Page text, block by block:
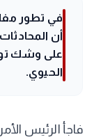
في تطور
أن
على وشك
الحيوي.
فاجأ الرئيس